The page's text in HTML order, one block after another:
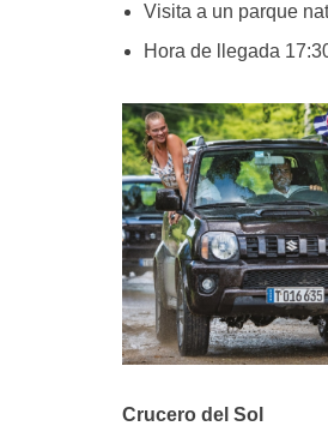
Visita a un parque
Hora de llegada
Crucero del Sol